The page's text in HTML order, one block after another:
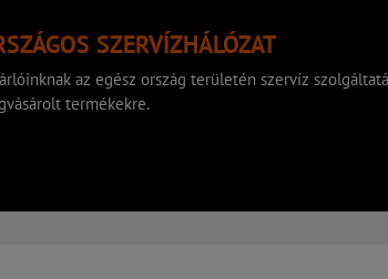
SZERVÍZHÁLÓZAT
az egész ország területén szervíz
termékekre.